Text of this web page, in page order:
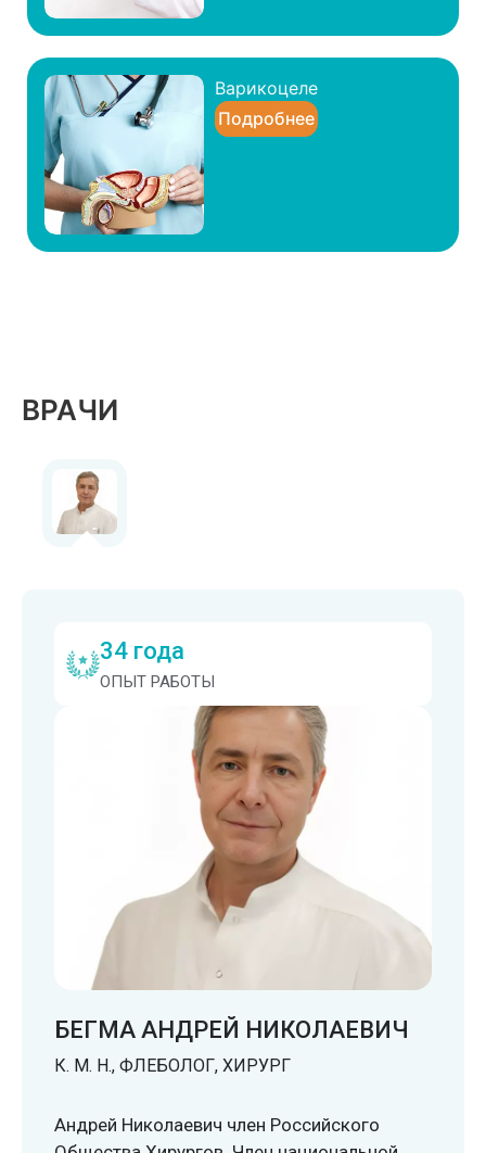
Варикоцеле
Подробнее
ВРАЧИ
34 года
ОПЫТ РАБОТЫ
БЕГМА АНДРЕЙ НИКОЛАЕВИЧ
К. М. Н., ФЛЕБОЛОГ, ХИРУРГ
Андрей Николаевич член Российского